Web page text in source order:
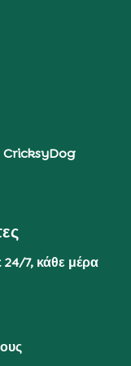
CricksyDog
24/7, κάθε μέρα